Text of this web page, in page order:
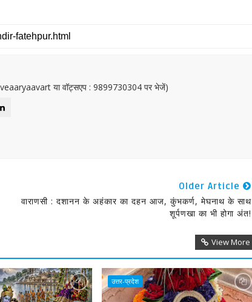
या वॉट्सएप : 9899730304 पर भेजें)
Older Article
वाराणसी : दशानन के अहंकार का दहन आज, कुंभकर्ण, मेघनाथ के साथ
शूर्पणखा का भी होगा अंत!
View More
उत्तर-प्रदेश